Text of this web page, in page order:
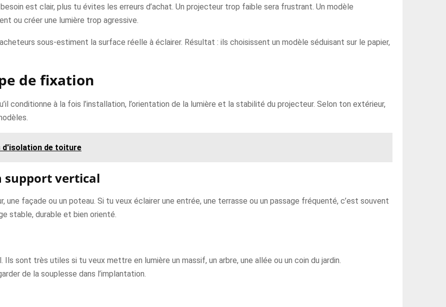
est clair, plus tu évites les erreurs d’achat. Un projecteur trop faible sera frustrant. Un modèle
ou créer une lumière trop agressive.
sous-estiment la surface réelle à éclairer. Résultat : ils choisissent un modèle séduisant sur le papier,
de fixation
conditionne à la fois l’installation, l’orientation de la lumière et la stabilité du projecteur. Selon ton extérieur,
de toiture
support vertical
une façade ou un poteau. Si tu veux éclairer une entrée, une terrasse ou un passage fréquenté, c’est souvent
stable, durable et bien orienté.
sont très utiles si tu veux mettre en lumière un massif, un arbre, une allée ou un coin du jardin.
de la souplesse dans l’implantation.